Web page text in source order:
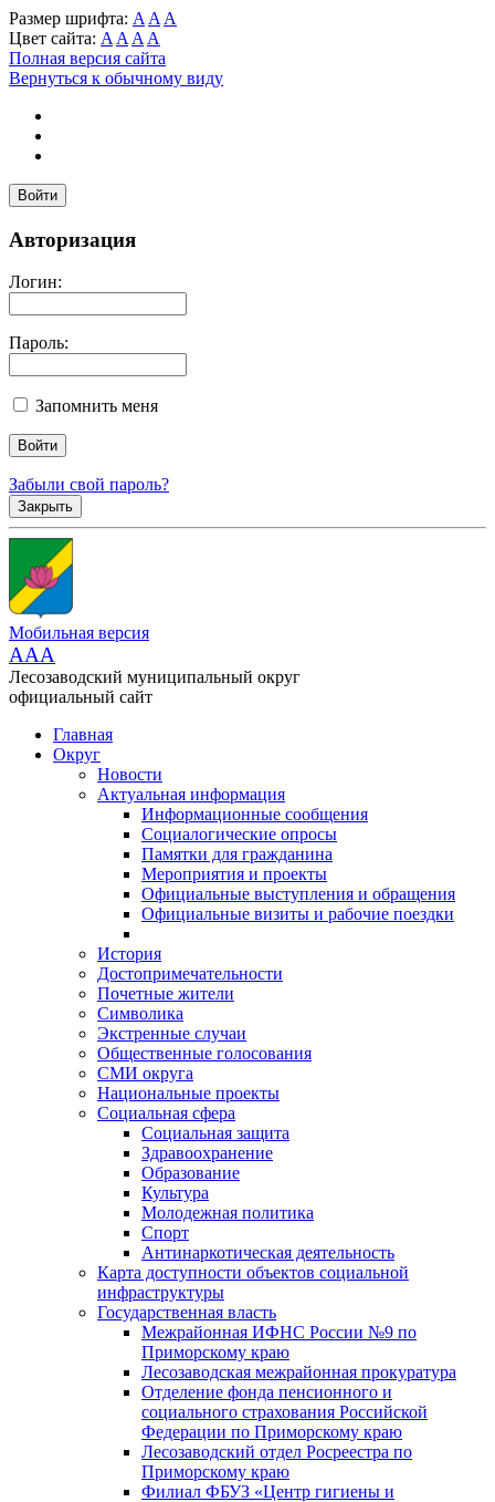
Размер шрифта: A A A
Цвет сайта: A A A A
Полная версия сайта
Вернуться к обычному виду
Войти
Авторизация
Логин:
Пароль:
Запомнить меня
Забыли свой пароль?
Закрыть
Мобильная версия
AAA
Лесозаводский муниципальный округ
официальный сайт
Главная
Округ
Новости
Актуальная информация
Информационные сообщения
Социалогические опросы
Памятки для гражданина
Мероприятия и проекты
Официальные выступления и обращения
Официальные визиты и рабочие поездки
История
Достопримечательности
Почетные жители
Символика
Экстренные случаи
Общественные голосования
СМИ округа
Национальные проекты
Социальная сфера
Социальная защита
Здравоохранение
Образование
Культура
Молодежная политика
Спорт
Антинаркотическая деятельность
Карта доступности объектов социальной
инфраструктуры
Государственная власть
Межрайонная ИФНС России №9 по
Приморскому краю
Лесозаводская межрайонная прокуратура
Отделение фонда пенсионного и
социального страхования Российской
Федерации по Приморскому краю
Лесозаводский отдел Росреестра по
Приморскому краю
Филиал ФБУЗ «Центр гигиены и